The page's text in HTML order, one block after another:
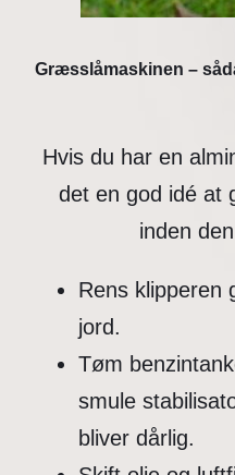
Græsslåmaskinen –
Hvis du har en
det en god idé at
inden
Rens klipperen
jord.
Tøm
smule
bliver dårlig.